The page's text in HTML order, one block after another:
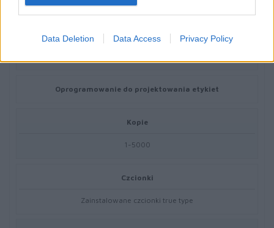
Data Deletion Data Access Privacy Policy
Oprogramowanie do projektowania etykiet
Kopie
1-5000
Czcionki
Zainstalowane czcionki true type